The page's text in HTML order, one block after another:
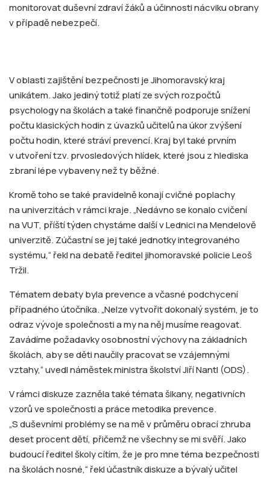
monitorovat duševní zdraví žáků a účinnosti nácviku obrany
v případě nebezpečí.
V oblasti zajištění bezpečnosti je Jihomoravský kraj
unikátem. Jako jediný totiž platí ze svých rozpočtů
psychology na školách a také finančně podporuje snížení
počtu klasických hodin z úvazků učitelů na úkor zvýšení
počtu hodin, které stráví prevencí. Kraj byl také prvním
v utvoření tzv. prvosledových hlídek, které jsou z hlediska
zbraní lépe vybaveny než ty běžné.
Kromě toho se také pravidelně konají cvičné poplachy
na univerzitách v rámci kraje. „Nedávno se konalo cvičení
na VUT, příští týden chystáme další v Lednici na Mendelově
univerzitě. Zúčastní se jej také jednotky integrovaného
systému,“ řekl na debatě ředitel jihomoravské policie Leoš
Tržil.
Tématem debaty byla prevence a včasné podchycení
případného útočníka. „Nelze vytvořit dokonalý systém, je to
odraz vývoje společnosti a my na něj musíme reagovat.
Zavádíme požadavky osobnostní výchovy na základních
školách, aby se děti naučily pracovat se vzájemnými
vztahy,“ uvedl náměstek ministra školství Jiří Nantl (ODS).
V rámci diskuze zazněla také témata šikany, negativních
vzorů ve společnosti a práce metodika prevence.
„S duševními problémy se na mě v průměru obrací zhruba
deset procent dětí, přičemž ne všechny se mi svěří. Jako
budoucí ředitel školy cítím, že je pro mne téma bezpečnosti
na školách nosné,“ řekl účastník diskuze a bývalý učitel